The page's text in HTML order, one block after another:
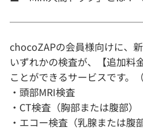
chocoZAPの会員様向けに、
いずれかの検査が、【追加料
ことができるサービスです。
・頭部MRI検査
・CT検査（胸部または腹部）
・エコー検査（乳腺または腹